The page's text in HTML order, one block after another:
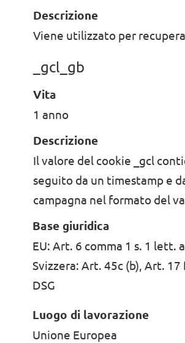
Descrizione
Viene utilizzato per
_gcl_gb
Vita
1 anno
Descrizione
Il valore del cookie _gcl
seguito da un timestamp e
campagna nel formato del
Base giuridica
EU: Art. 6 comma 1 s. 1 lett.
Svizzera: Art. 45c (b), Art. 17
DSG
Luogo di lavorazione
Unione Europea